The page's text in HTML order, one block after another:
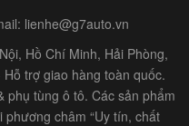
lienhe@g7auto.vn
Hồ Chí Minh, Hải Phòng,
Hỗ trợ giao hàng toàn quốc.
phụ tùng ô tô. Các sản phẩm
châm “Uy tín, chất